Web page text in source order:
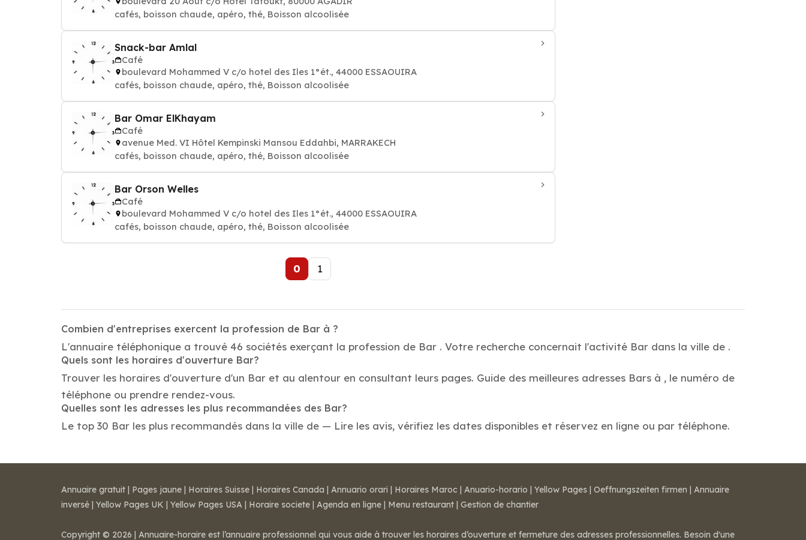
cafés, boisson chaude, apéro, thé, Boisson alcoolisée
Snack-bar Amlal
Café
boulevard Mohammed V c/o hotel des Iles 1°ét., 44000 ESSAOUIRA
cafés, boisson chaude, apéro, thé, Boisson alcoolisée
Bar Omar ElKhayam
Café
avenue Med. VI Hôtel Kempinski Mansou Eddahbi, MARRAKECH
cafés, boisson chaude, apéro, thé, Boisson alcoolisée
Bar Orson Welles
Café
boulevard Mohammed V c/o hotel des Iles 1°ét., 44000 ESSAOUIRA
cafés, boisson chaude, apéro, thé, Boisson alcoolisée
0 1
Combien d'entreprises exercent la profession de Bar à ?
L'annuaire téléphonique a trouvé 46 sociétés exerçant la profession de Bar . Votre recherche concernait l'activité Bar dans la ville de .
Quels sont les horaires d'ouverture Bar?
Trouver les horaires d'ouverture d'un Bar et au alentour en consultant leurs pages. Guide des meilleures adresses Bars à , le numéro de
téléphone ou prendre rendez-vous.
Quelles sont les adresses les plus recommandées des Bar?
Le top 30 Bar les plus recommandés dans la ville de — Lire les avis, vérifiez les dates disponibles et réservez en ligne ou par téléphone.
Annuaire gratuit | Pages jaune | Horaires Suisse | Horaires Canada | Annuario orari | Horaires Maroc | Anuario-horario | Yellow Pages | Oeffnungszeiten firmen | Annuaire
inversé | Yellow Pages UK | Yellow Pages USA | Horaire societe | Agenda en ligne | Menu restaurant | Gestion de chantier
Copyright © 2026 | Annuaire-horaire est l’annuaire professionnel qui vous aide à trouver les horaires d’ouverture et fermeture des adresses professionnelles. Besoin d'une